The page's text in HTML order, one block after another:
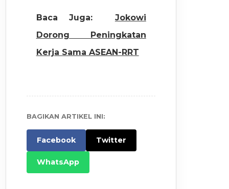
Baca Juga:
Jokowi
Dorong Peningkatan
Kerja Sama ASEAN-RRT
BAGIKAN ARTIKEL INI:
Facebook Twitter
WhatsApp